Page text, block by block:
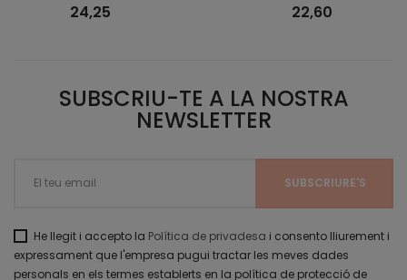
24,25 22,60
SUBSCRIU-TE A LA NOSTRA
NEWSLETTER
He llegit i accepto la Política de privadesa i consento lliurement i
expressament que l'empresa pugui tractar les meves dades
personals en els termes establerts en la política de protecció de